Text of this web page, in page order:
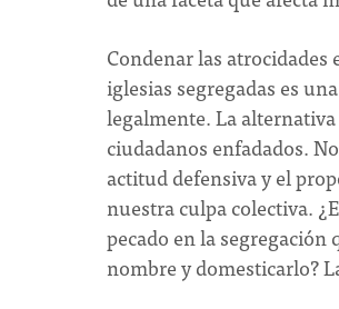
Condenar las
iglesias segregadas es
legalmente. La
ciudadanos enfadados.
actitud defensiva y el
nuestra culpa colectiva.
pecado en la
nombre y domesticarlo?